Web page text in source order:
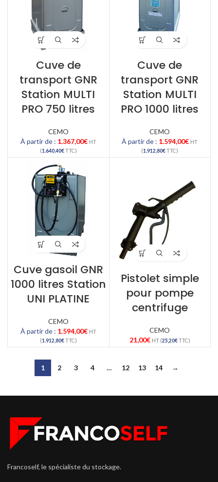
Cuve de
transport GNR
Station MULTI
PRO 750 litres
CEMO
À partir de : 1.367,00€ HT
(1.640,40€TTC)
Cuve de
transport GNR
Station MULTI
PRO 1000 litres
CEMO
À partir de : 1.594,00€ HT
(1.912,80€TTC)
Cuve gasoil GNR
1000 litres Station
UNI PLATINE
CEMO
À partir de : 1.594,00€ HT
(1.912,80€TTC)
Pistolet simple
pour pompe
centrifuge
CEMO
21,00€ HT (25,20€TTC)
1 2 3 4 … 12 13 14 →
Francoself, le spécialiste du stockage.